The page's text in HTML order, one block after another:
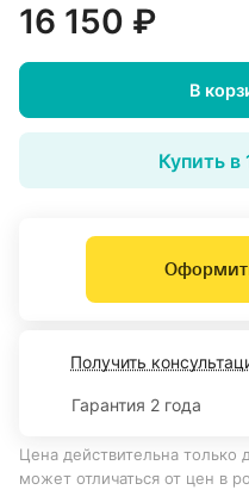
16 150 ₽
В
Купить в
Получить
Гарантия 2 года
Цена действительна только
может отличаться от цен в